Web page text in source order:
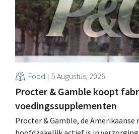
Food 5 Augustus, 2026
Procter & Gamble koopt
voedingssupplementen
Procter & Gamble, de